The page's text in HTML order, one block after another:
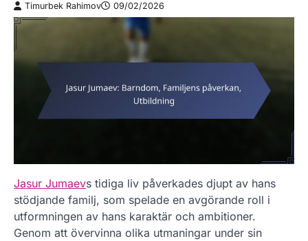
Timurbek Rahimov 09/02/2026
Jasur Jumaevs tidiga liv påverkades djupt av hans
stödjande familj, som spelade en avgörande roll i
utformningen av hans karaktär och ambitioner.
Genom att övervinna olika utmaningar under sin